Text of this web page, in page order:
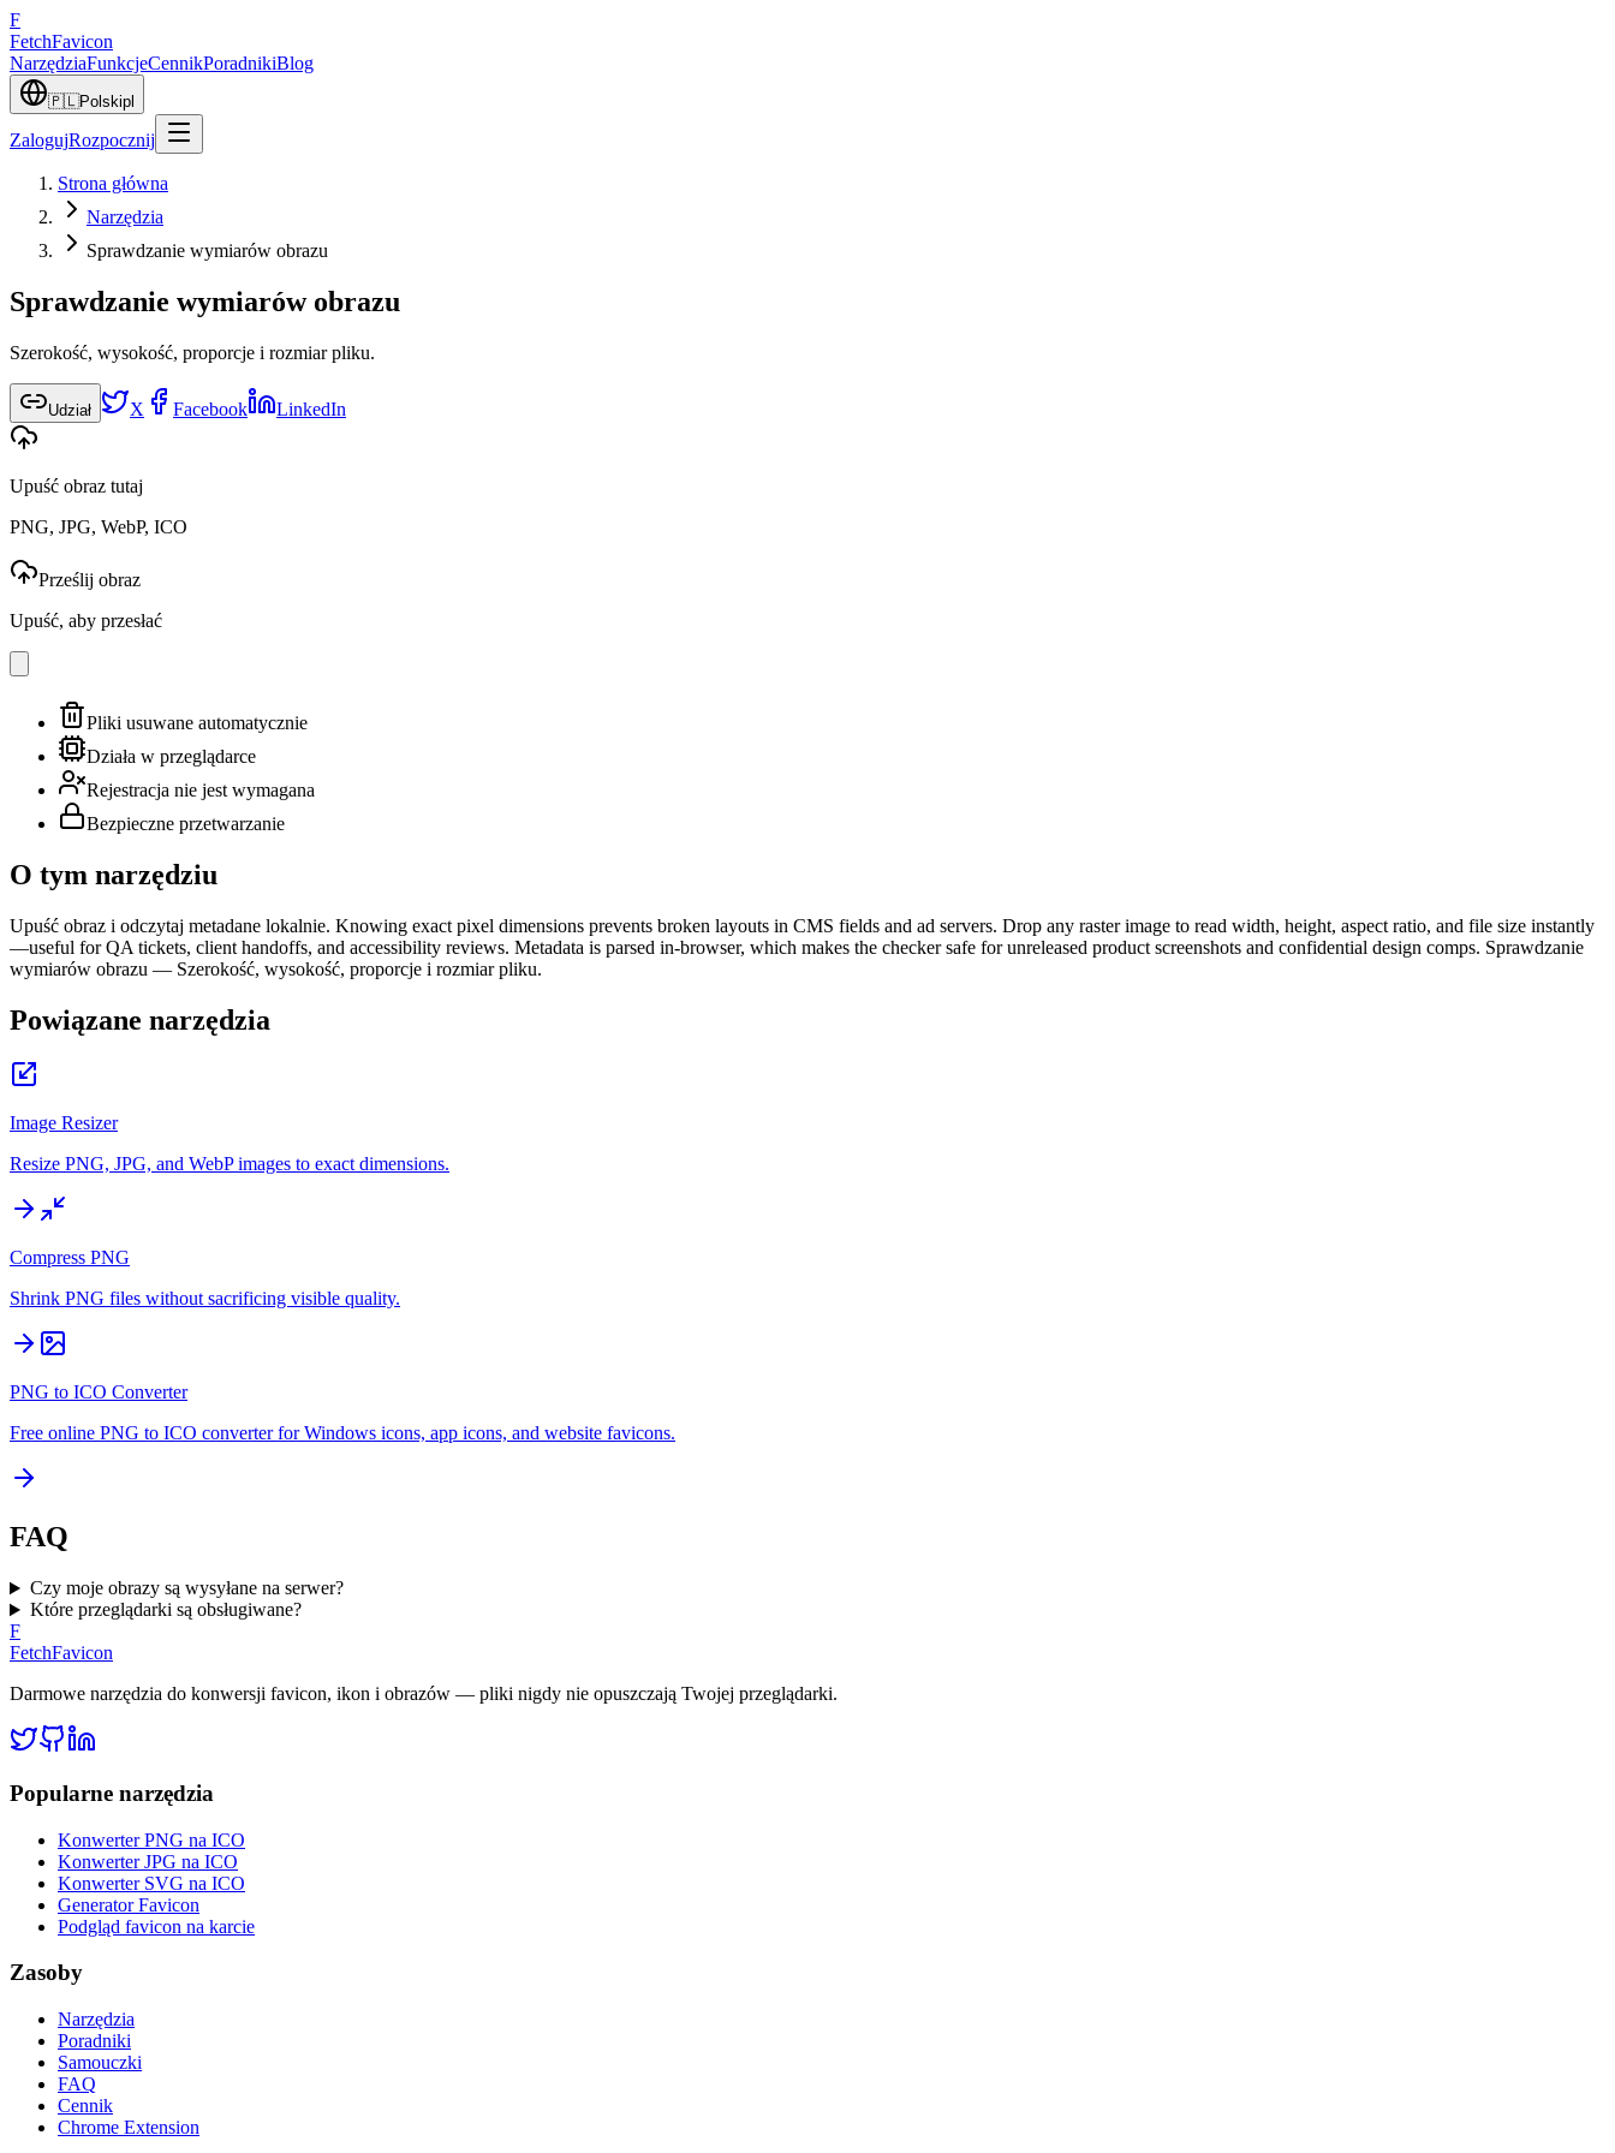
F
FetchFavicon
NarzędziaFunkcjeCennikPoradnikiBlog
🇵🇱Polskipl
ZalogujRozpocznij
Strona główna
Narzędzia
Sprawdzanie wymiarów obrazu
Sprawdzanie wymiarów obrazu
Szerokość, wysokość, proporcje i rozmiar pliku.
Udział X Facebook LinkedIn
Upuść obraz tutaj
PNG, JPG, WebP, ICO
Prześlij obraz
Upuść, aby przesłać
Pliki usuwane automatycznie
Działa w przeglądarce
Rejestracja nie jest wymagana
Bezpieczne przetwarzanie
O tym narzędziu
Upuść obraz i odczytaj metadane lokalnie. Knowing exact pixel dimensions prevents broken layouts in CMS fields and ad servers. Drop any raster image to read width, height, aspect ratio, and file size instantly
—useful for QA tickets, client handoffs, and accessibility reviews. Metadata is parsed in-browser, which makes the checker safe for unreleased product screenshots and confidential design comps. Sprawdzanie
wymiarów obrazu — Szerokość, wysokość, proporcje i rozmiar pliku.
Powiązane narzędzia
Image Resizer
Resize PNG, JPG, and WebP images to exact dimensions.
Compress PNG
Shrink PNG files without sacrificing visible quality.
PNG to ICO Converter
Free online PNG to ICO converter for Windows icons, app icons, and website favicons.
FAQ
Czy moje obrazy są wysyłane na serwer?
Które przeglądarki są obsługiwane?
F
FetchFavicon
Darmowe narzędzia do konwersji favicon, ikon i obrazów — pliki nigdy nie opuszczają Twojej przeglądarki.
Popularne narzędzia
Konwerter PNG na ICO
Konwerter JPG na ICO
Konwerter SVG na ICO
Generator Favicon
Podgląd favicon na karcie
Zasoby
Narzędzia
Poradniki
Samouczki
FAQ
Cennik
Chrome Extension